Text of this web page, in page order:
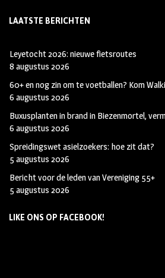
LAATSTE BERICHTEN
Leyetocht 2026: nieuwe fietsroutes
8 augustus 2026
60+ en nog zin om te voetballen? Kom
6 augustus 2026
Buxusplanten in brand in Biezenmortel,
6 augustus 2026
Spreidingswet asielzoekers: hoe zit dat?
5 augustus 2026
Bericht voor de leden van Vereniging 55+
5 augustus 2026
LIKE ONS OP FACEBOOK!